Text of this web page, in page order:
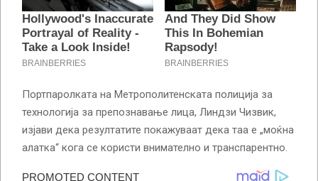
Портпаролката на Метрополитенската полиција за
технологија за препознавање лица, Линдзи Чизвик,
изјави дека резултатите покажуваат дека таа е „моќна
алатка“ кога се користи внимателно и транспарентно.